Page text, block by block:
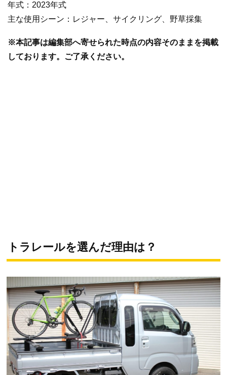
年式：2023年式
主な使用シーン：レジャー、サイクリング、野草採集
※本記事は編集部へ寄せられた時点の内容そのままを掲載
しております。ご了承ください。
トラレールを選んだ理由は？